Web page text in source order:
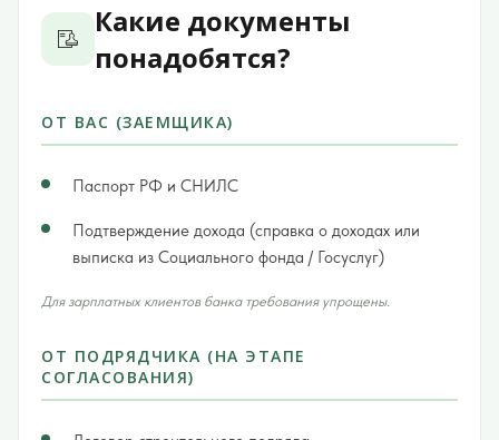
Какие документы
понадобятся?
ОТ ВАС (ЗАЕМЩИКА)
Паспорт РФ и СНИЛС
Подтверждение дохода (справка о доходах или
выписка из Социального фонда / Госуслуг)
Для зарплатных клиентов банка требования упрощены.
ОТ ПОДРЯДЧИКА (НА ЭТАПЕ
СОГЛАСОВАНИЯ)